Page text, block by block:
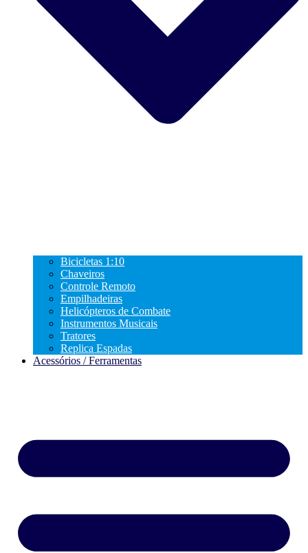
Bicicletas 1:10
Chaveiros
Controle Remoto
Empilhadeiras
Helicópteros de Combate
Instrumentos Musicais
Tratores
Replica Espadas
Acessórios / Ferramentas